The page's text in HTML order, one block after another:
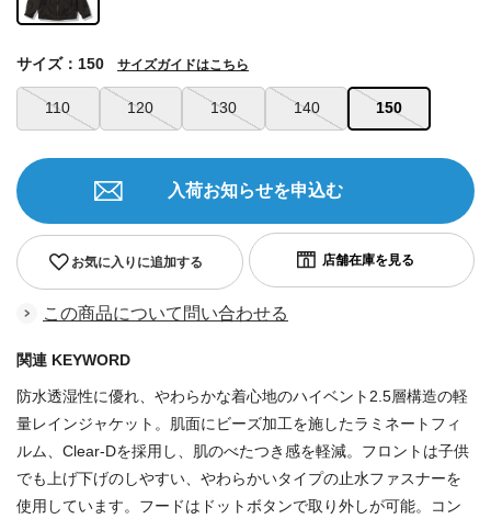
110 120 130 140 150
サイズ：150 サイズガイドはこちら
お気に入りに追加する
入荷お知らせを申込む
この商品について問い合わせる
関連 KEYWORD
防水透湿性に優れ、やわらかな着心地のハイベント2.5層構造の軽
量レインジャケット。肌面にビーズ加工を施したラミネートフィ
ルム、Clear-Dを採用し、肌のべたつき感を軽減。フロントは子供
でも上げ下げのしやすい、やわらかいタイプの止水ファスナーを
使用しています。フードはドットボタンで取り外しが可能。コン